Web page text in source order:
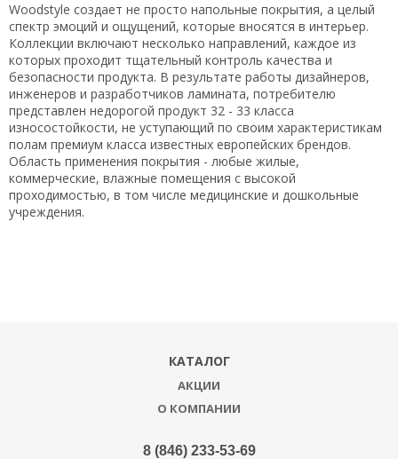
Woodstyle создает не просто напольные покрытия, а целый
спектр эмоций и ощущений, которые вносятся в интерьер.
Коллекции включают несколько направлений, каждое из
которых проходит тщательный контроль качества и
безопасности продукта. В результате работы дизайнеров,
инженеров и разработчиков ламината, потребителю
представлен недорогой продукт 32 - 33 класса
износостойкости, не уступающий по своим характеристикам
полам премиум класса известных европейских брендов.
Область применения покрытия - любые жилые,
коммерческие, влажные помещения с высокой
проходимостью, в том числе медицинские и дошкольные
учреждения.
КАТАЛОГ
АКЦИИ
О КОМПАНИИ
8 (846) 233-53-69